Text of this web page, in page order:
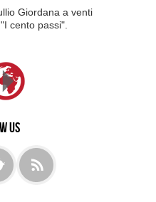
Giordana a venti
cento passi".
us